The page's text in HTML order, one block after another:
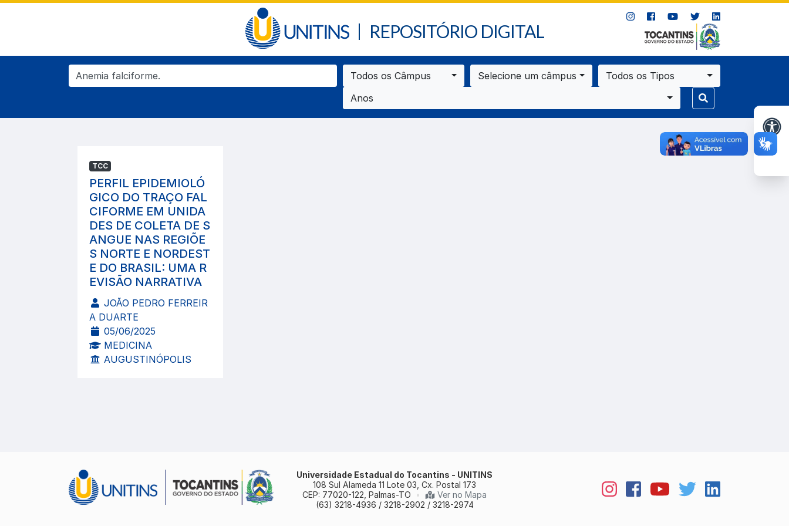
REPOSITÓRIO DIGITAL
Todos os Câmpus Selecione um câmpus
Todos os Tipos
Anos
TCC
PERFIL EPIDEMIOLÓ
GICO DO TRAÇO FAL
CIFORME EM UNIDA
DES DE COLETA DE S
ANGUE NAS REGIÕE
S NORTE E NORDEST
E DO BRASIL: UMA R
EVISÃO NARRATIVA
JOÃO PEDRO FERREIR
A DUARTE
05/06/2025
MEDICINA
AUGUSTINÓPOLIS
Universidade Estadual do Tocantins - UNITINS
108 Sul Alameda 11 Lote 03, Cx. Postal 173
CEP: 77020-122, Palmas-TO
•
Ver no Mapa
(63) 3218-4936 / 3218-2902 / 3218-2974